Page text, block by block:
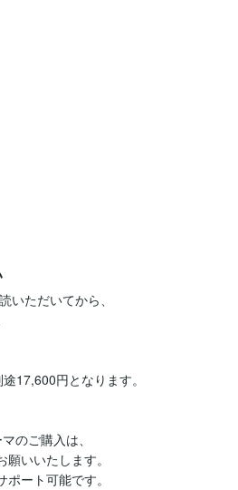
ただいてから、
17,600円となります。
のご購入は、
いいたします。
ート可能です。